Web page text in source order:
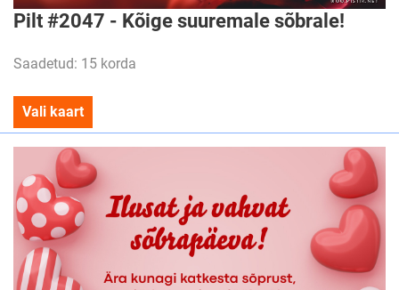
Pilt #2047 - Kõige suuremale sõbrale!
Saadetud: 15 korda
Vali kaart